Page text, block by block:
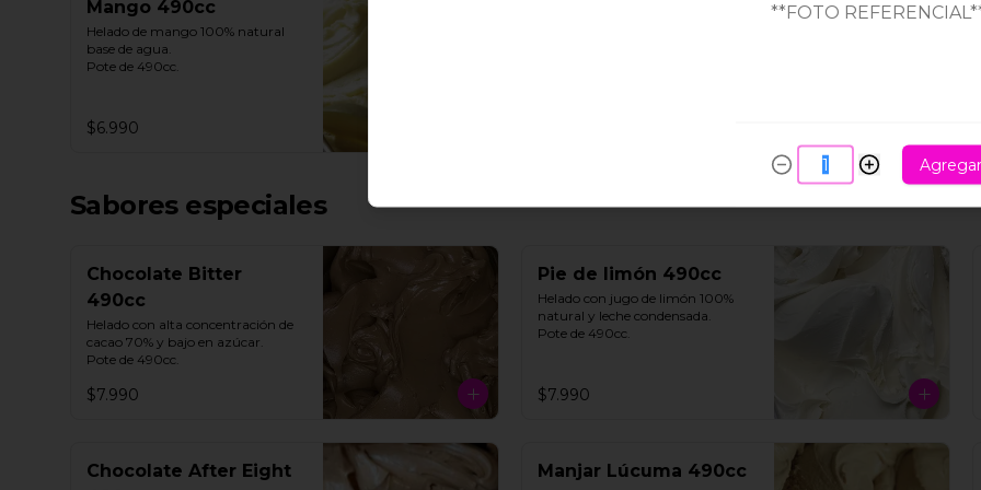
Mango 490cc
Helado de mango 100% natural
base de agua.
Pote de 490cc.
$6.990
Sabores especiales
Chocolate Bitter
490cc
Helado con alta concentración de
cacao 70% y bajo en azúcar.
Pote de 490cc.
$7.990
Pie de limón 490cc
Helado con jugo de limón 100%
natural y leche condensada.
Pote de 490cc.
$7.990
Chocolate After Eight
Manjar Lúcuma 490cc
**FOTO
Agregar